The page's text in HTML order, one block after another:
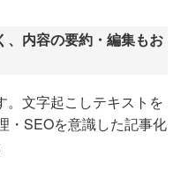
、内容の要約・編集もお
。文字起こしテキストを
・SEOを意識した記事化